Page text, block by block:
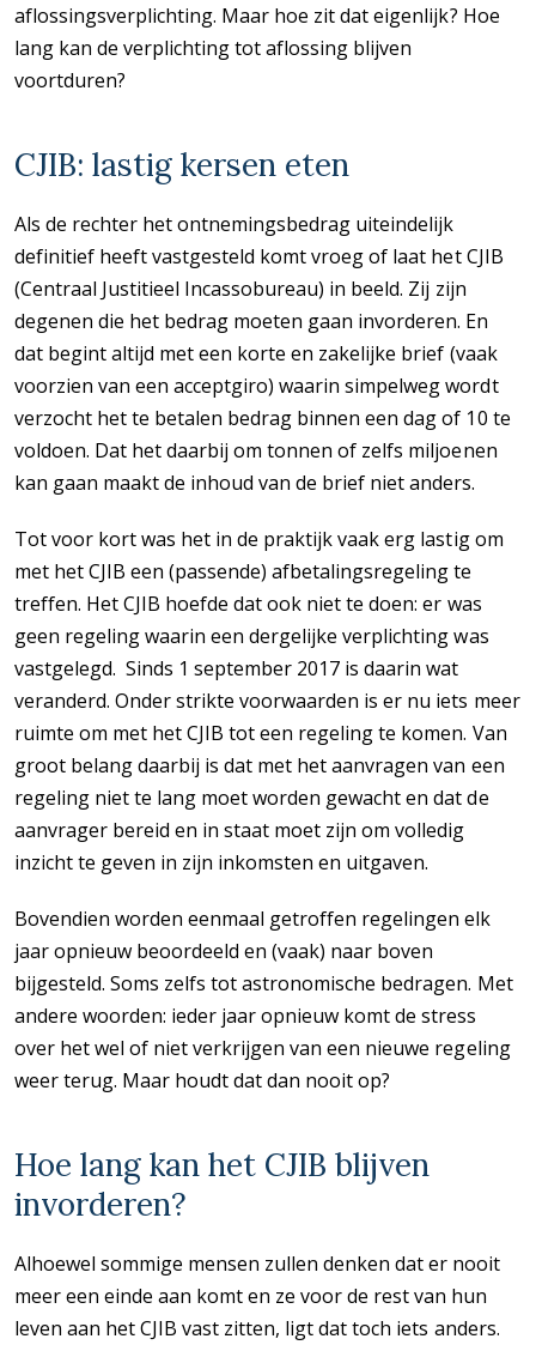
aflossingsverplichting. Maar hoe zit dat eigenlijk? Hoe
lang kan de verplichting tot aflossing blijven
voortduren?
CJIB: lastig kersen eten
Als de rechter het ontnemingsbedrag uiteindelijk
definitief heeft vastgesteld komt vroeg of laat het CJIB
(Centraal Justitieel Incassobureau) in beeld. Zij zijn
degenen die het bedrag moeten gaan invorderen. En
dat begint altijd met een korte en zakelijke brief (vaak
voorzien van een acceptgiro) waarin simpelweg wordt
verzocht het te betalen bedrag binnen een dag of 10 te
voldoen. Dat het daarbij om tonnen of zelfs miljoenen
kan gaan maakt de inhoud van de brief niet anders.
Tot voor kort was het in de praktijk vaak erg lastig om
met het CJIB een (passende) afbetalingsregeling te
treffen. Het CJIB hoefde dat ook niet te doen: er was
geen regeling waarin een dergelijke verplichting was
vastgelegd. Sinds 1 september 2017 is daarin wat
veranderd. Onder strikte voorwaarden is er nu iets meer
ruimte om met het CJIB tot een regeling te komen. Van
groot belang daarbij is dat met het aanvragen van een
regeling niet te lang moet worden gewacht en dat de
aanvrager bereid en in staat moet zijn om volledig
inzicht te geven in zijn inkomsten en uitgaven.
Bovendien worden eenmaal getroffen regelingen elk
jaar opnieuw beoordeeld en (vaak) naar boven
bijgesteld. Soms zelfs tot astronomische bedragen. Met
andere woorden: ieder jaar opnieuw komt de stress
over het wel of niet verkrijgen van een nieuwe regeling
weer terug. Maar houdt dat dan nooit op?
Hoe lang kan het CJIB blijven
invorderen?
Alhoewel sommige mensen zullen denken dat er nooit
meer een einde aan komt en ze voor de rest van hun
leven aan het CJIB vast zitten, ligt dat toch iets anders.